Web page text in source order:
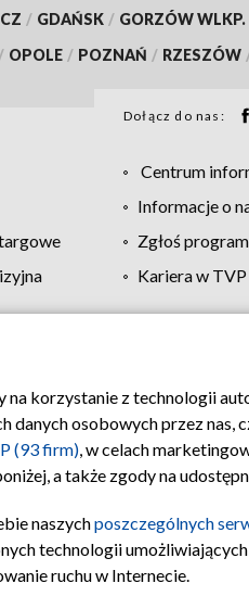
/ GDAŃSK / GORZÓW WLKP.
/ OPOLE / POZNAŃ / RZESZÓW
Dołącz do nas:
Centrum
Informacje o
Zgłoś
Kariera w TVP
prywatności Moje
korzystanie z technologii
osobowych przez nas,
(93 firm), w celach
a także zgody na
naszychposzczególnych
technologii
ruchu w Internecie.